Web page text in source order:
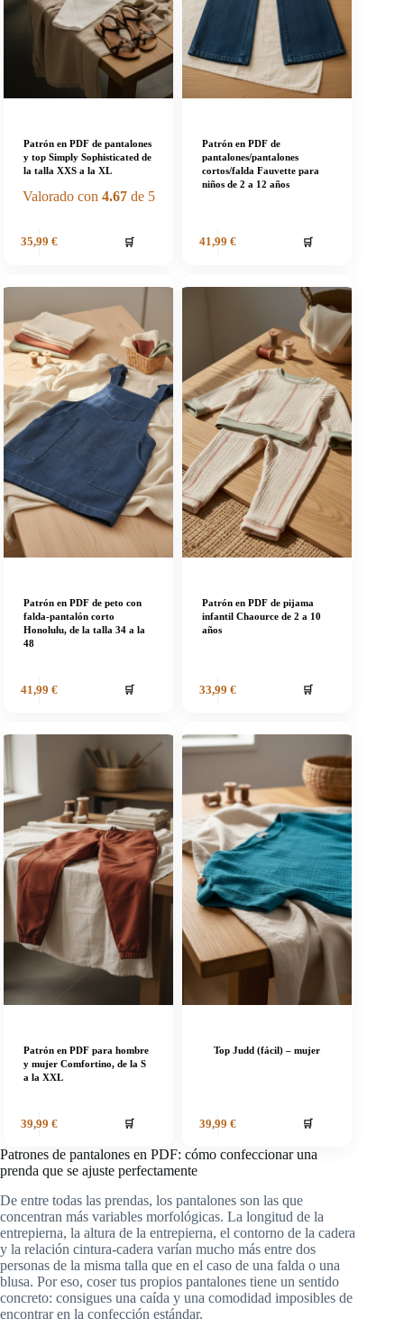
Patrón en PDF de pantalones
y top Simply Sophisticated de
la talla XXS a la XL
Valorado con 4.67de 5
35,99 € 🛒
Patrón en PDF de
pantalones/pantalones
cortos/falda Fauvette para
niños de 2 a 12 años
41,99 € 🛒
Patrón en PDF de peto con
falda-pantalón corto
Honolulu, de la talla 34 a la
48
41,99 € 🛒
Patrón en PDF de pijama
infantil Chaource de 2 a 10
años
33,99 € 🛒
Patrón en PDF para hombre
y mujer Comfortino, de la S
a la XXL
39,99 € 🛒
Top Judd (fácil) – mujer
39,99 €
🛒
Patrones de pantalones en PDF: cómo confeccionar una
prenda que se ajuste perfectamente
De entre todas las prendas, los pantalones son las que
concentran más variables morfológicas. La longitud de la
entrepierna, la altura de la entrepierna, el contorno de la cadera
y la relación cintura-cadera varían mucho más entre dos
personas de la misma talla que en el caso de una falda o una
blusa. Por eso, coser tus propios pantalones tiene un sentido
concreto: consigues una caída y una comodidad imposibles de
encontrar en la confección estándar.